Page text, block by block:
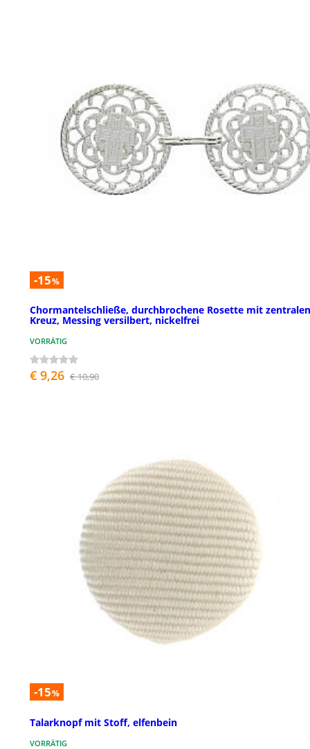
-15%
Chormantelschließe, durchbrochene Rosette mit
Kreuz, Messing versilbert, nickelfrei
VORRÄTIG
€ 9,26 € 10,90
-15%
Talarknopf mit Stoff, elfenbein
VORRÄTIG